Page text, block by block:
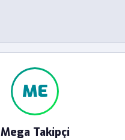
ME
Mega Takipçi